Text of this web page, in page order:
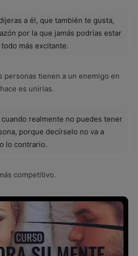
a él, que también te gusta,
por la que jamás podrías estar
más excitante.
personas tienen a un enemigo en
es unirlas.
realmente no puedes tener
porque decírselo no va a
lo contrario.
competitivo.